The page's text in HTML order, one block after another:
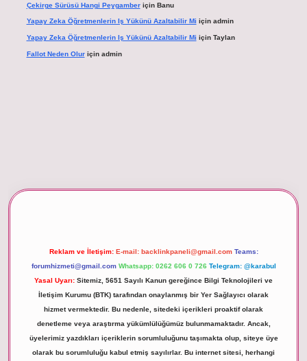
Çekirge Sürüsü Hangi Peygamberiçin Banu
Yapay Zeka Öğretmenlerin Iş Yükünü Azaltabilir Mi için admin
Yapay Zeka Öğretmenlerin Iş Yükünü Azaltabilir Mi için Taylan
Fallot Neden Oluriçin admin
Reklam ve İletişim: E-mail: backlinkpaneli@gmail.com Teams:
forumhizmeti@gmail.com Whatsapp: 0262 606 0 726 Telegram: @karabul
Yasal Uyarı: Sitemiz, 5651 Sayılı Kanun gereğince Bilgi Teknolojileri ve
İletişim Kurumu (BTK) tarafından onaylanmış bir Yer Sağlayıcı olarak
hizmet vermektedir. Bu nedenle, sitedeki içerikleri proaktif olarak
denetleme veya araştırma yükümlülüğümüz bulunmamaktadır. Ancak,
üyelerimiz yazdıkları içeriklerin sorumluluğunu taşımakta olup, siteye üye
olarak bu sorumluluğu kabul etmiş sayılırlar. Bu internet sitesi, herhangi